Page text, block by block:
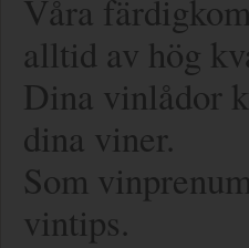
Våra
alltid av hög
Dina vinlådor
dina viner.
Som
vintips.